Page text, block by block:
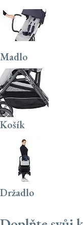
Madlo
Košík
Držadlo